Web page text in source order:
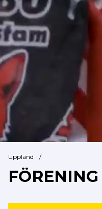
Uppland /
FÖRENING